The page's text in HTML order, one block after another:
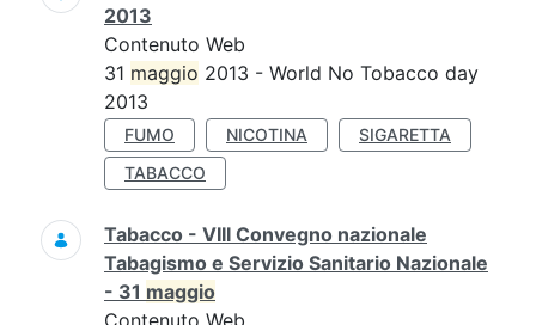
2013
Contenuto Web
31 maggio 2013 - World No Tobacco day
2013
FUMO NICOTINA
SIGARETTA
TABACCO
Tabacco - VIII Convegno nazionale
Tabagismo e Servizio Sanitario Nazionale
- 31 maggio
Contenuto Web